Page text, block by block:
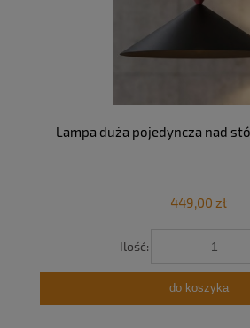
Lampa duża pojedyncza nad
449,00 zł
Ilość:
do koszyka